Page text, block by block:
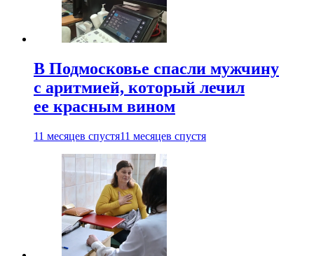
В Подмосковье спасли мужчину
с аритмией, который лечил
ее красным вином
11 месяцев спустя11 месяцев спустя